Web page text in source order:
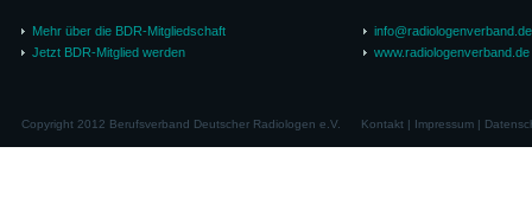
Mehr über die BDR-Mitgliedschaft
Jetzt BDR-Mitglied werden
info@radiologenverband.de
www.radiologenverband.de
Copyright 2012 Berufsverband Deutscher Radiologen e.V. Kontakt| Impressum|